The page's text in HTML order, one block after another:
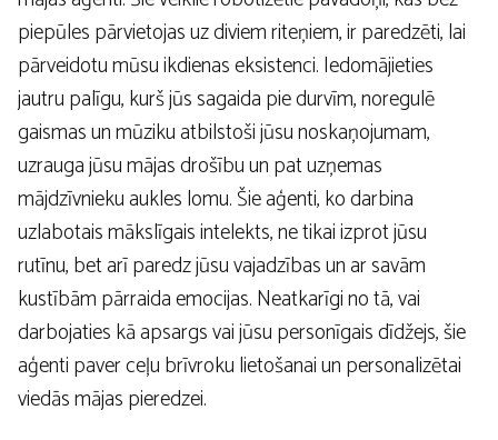
piepūles pārvietojas uz diviem riteņiem, ir paredzēti, lai
pārveidotu mūsu ikdienas eksistenci. Iedomājieties
jautru palīgu, kurš jūs sagaida pie durvīm, noregulē
gaismas un mūziku atbilstoši jūsu noskaņojumam,
uzrauga jūsu mājas drošību un pat uzņemas
mājdzīvnieku aukles lomu. Šie aģenti, ko darbina
uzlabotais mākslīgais intelekts, ne tikai izprot jūsu
rutīnu, bet arī paredz jūsu vajadzības un ar savām
kustībām pārraida emocijas. Neatkarīgi no tā, vai
darbojaties kā apsargs vai jūsu personīgais dīdžejs, šie
aģenti paver ceļu brīvroku lietošanai un personalizētai
viedās mājas pieredzei.